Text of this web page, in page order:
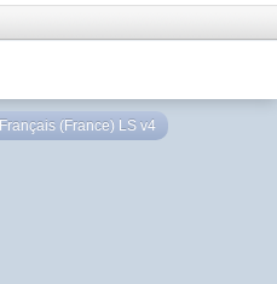
Français (France) LS v4